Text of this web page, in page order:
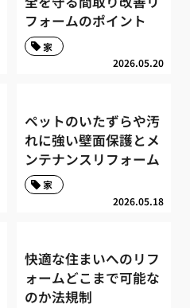
フォームのポイント
2026.05.20
家
ペットのいたずらや汚
れに強い壁面保護とメ
ンテナンスリフォーム
2026.05.18
家
快適な住まいへのリフ
ォームどこまで可能な
のか法規制